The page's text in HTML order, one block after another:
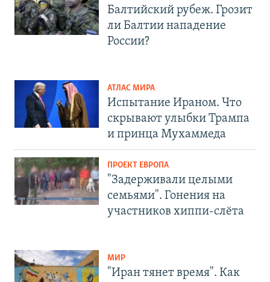
Балтийский рубеж. Грозит
ли Балтии нападение
России?
АТЛАС МИРА
Испытание Ираном. Что
скрывают улыбки Трампа
и принца Мухаммеда
ПРОЕКТ ЕВРОПА
"Задерживали целыми
семьями". Гонения на
участников хиппи-слёта
МИР
"Иран тянет время". Как